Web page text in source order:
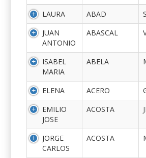
LAURA
ABAD
JUAN
ANTONIO
ABASCAL
ISABEL
MARIA
ABELA
ELENA ACERO
EMILIO
JOSE
ACOSTA
JORGE
CARLOS
ACOSTA